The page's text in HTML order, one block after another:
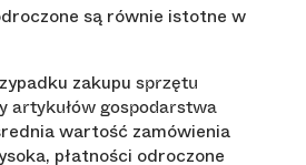
są równie istotne w
zakupu sprzętu
artykułów gospodarstwa
wartość zamówienia
płatności odroczone